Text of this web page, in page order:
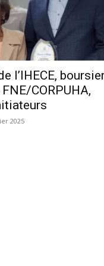
l’IHECE,
CORPUHA,
2025